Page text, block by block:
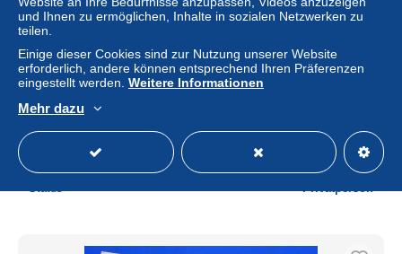
BELLE REPRODUCTION PHOTO (17x11.4) "LES
ALPHAJETS DE LA PATROUILLE DE FRANCE
± 1,15 $
und Ihnen zu ermöglichen, Inhalte in sozialen Netzwerken zu
teilen.
Einige dieser Cookies sind zur Nutzung unserer Website
erforderlich, andere können entsprechend Ihren Präferenzen
eingestellt werden. Weitere Informationen
Mehr dazu